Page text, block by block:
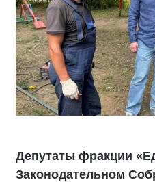
Депутаты фракции
Законодательном